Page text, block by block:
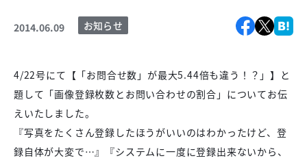
2014.06.09 お知らせ
4/22号にて【「お問合せ数」が最大5.44倍も違う！？」】と
題して「画像登録枚数とお問い合わせの割合」についてお伝
えいたしました。
『写真をたくさん登録したほうがいいのはわかったけど、登
録自体が大変で…』『システムに一度に登録出来ないから、